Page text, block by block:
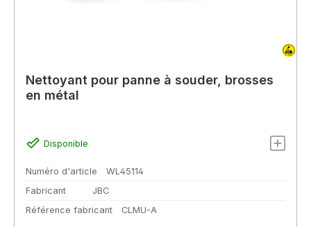
Nettoyant pour panne à souder, brosses
en métal
Disponible
Numéro d'article
WL45114
Fabricant
JBC
Référence fabricant
CLMU-A